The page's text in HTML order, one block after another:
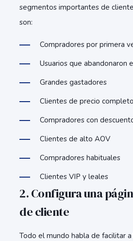
segmentos importantes de
son:
Compradores por primera
Usuarios que abandonaron
Grandes gastadores
Clientes de precio completo
Compradores con
Clientes de alto AOV
Compradores habituales
Clientes VIP y leales
2. Configura una
de cliente
Todo el mundo habla de facilitar